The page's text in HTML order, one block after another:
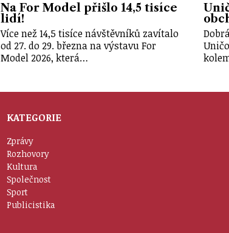
Na For Model přišlo 14,5 tisíce
lidí!
Více než 14,5 tisíce návštěvníků zavítalo
od 27. do 29. března na výstavu For
Model 2026, která…
KATEGORIE
Zprávy
Rozhovory
Kultura
Společnost
Sport
Publicistika